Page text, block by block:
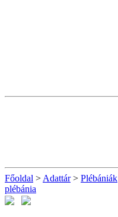
Főoldal > Adattár> Plébániák
plébánia